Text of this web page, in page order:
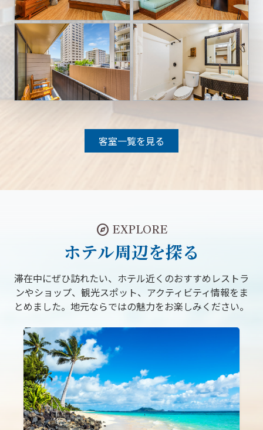
客室一覧を見る
explore EXPLORE
ホテル周辺を探る
滞在中にぜひ訪れたい、ホテル近くのおすすめレストラ
ンやショップ、観光スポット、アクティビティ情報をま
とめました。地元ならではの魅力をお楽しみください。